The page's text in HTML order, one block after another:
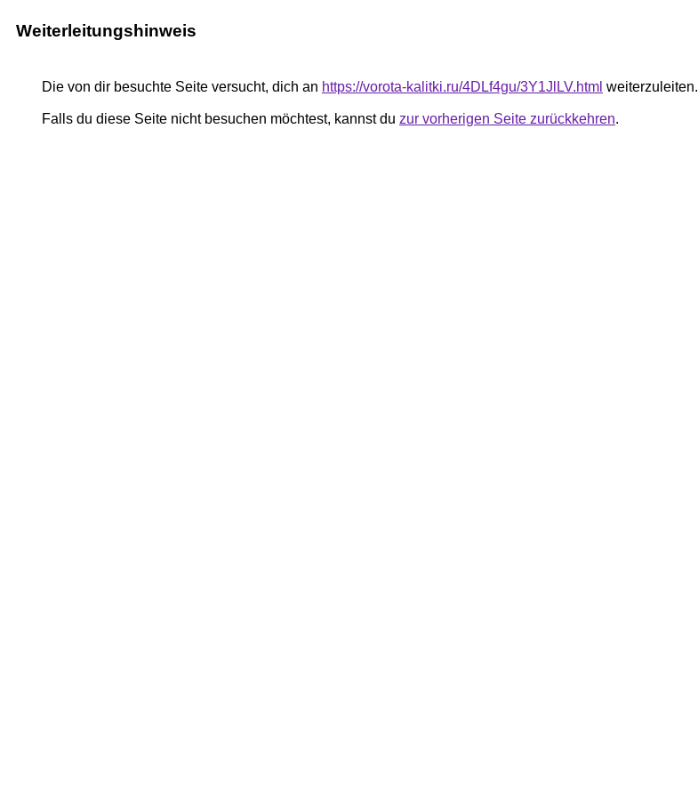
Weiterleitungshinweis
Die von dir besuchte Seite versucht, dich an https://vorota-kalitki.ru/4DLf4gu/3Y1JlLV.html weiterzuleiten.
Falls du diese Seite nicht besuchen möchtest, kannst du zur vorherigen Seite zurückkehren.